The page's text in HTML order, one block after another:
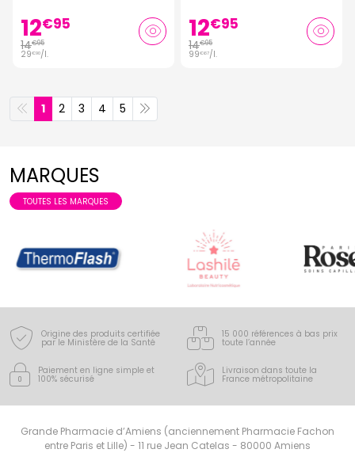
12€95
14€95
29€90/l.
12€95
14€95
99€67/l.
1 2 3 4 5
MARQUES
TOUTES LES MARQUES
Origine des produits certifiée
par le Ministère de la Santé
15 000 références à bas prix
toute l’année
Paiement en ligne simple et
100% sécurisé
Livraison dans toute la
France métropolitaine
Grande Pharmacie d’Amiens (anciennement Pharmacie Fachon
entre Paris et Lille) - 11 rue Jean Catelas - 80000 Amiens